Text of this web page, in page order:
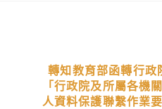
轉知教育部函轉行政
「行政院及所屬各機
人資料保護聯繫作業